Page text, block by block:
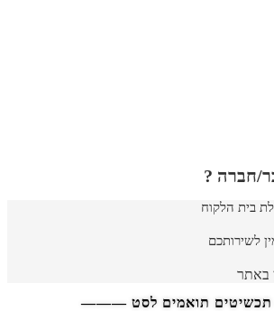
חברה ?
בית הלקוח
לשירותכם
באתר
תואמים לסט ———